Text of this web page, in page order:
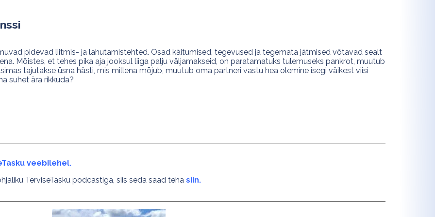
pidevad liitmis- ja lahutamistehted. Osad käitumised, tegevused ja tegemata jätmised võtavad sealt
Mõistes, et tehes pika aja jooksul liiga palju väljamakseid, on paratamatuks tulemuseks pankrot, muutub
tajutakse üsna hästi, mis millena mõjub, muutub oma partneri vastu hea olemine isegi väikest viisi
suhet ära rikkuda?
veebilehel.
TerviseTasku podcastiga, siis seda saad teha siin.